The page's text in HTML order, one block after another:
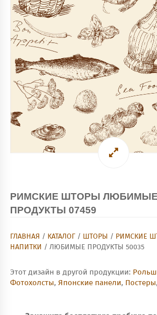
РИМСКИЕ ШТОРЫ ЛЮБИМЫЕ
ПРОДУКТЫ 07459
ГЛАВНАЯ / КАТАЛОГ / ШТОРЫ / РИМСКИЕ
НАПИТКИ / ЛЮБИМЫЕ ПРОДУКТЫ 50035
Этот дизайн в другой продукции:
Фотохолсты, Японские панели, Постеры,